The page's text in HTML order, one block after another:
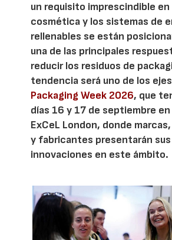
un requisito imprescindible
cosmética y los sistemas de
rellenables se están
una de las principales
reducir los residuos de
tendencia será uno de los
Packaging Week 2026, que
días 16 y 17 de septiembre
ExCeL London, donde
y fabricantes presentarán
innovaciones en este ámbito.